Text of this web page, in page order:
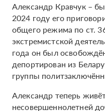
Александр Кравчук –
2024 году его
общего режима по ст.
экстремистской
года он был
депортирован из
группы
Александр теперь
несовершеннолетней